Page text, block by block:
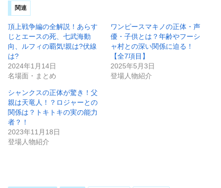
関連
頂上戦争編の全解説！あらす
じとエースの死、七武海動
向、ルフィの覇気!親は?伏線
は?
2024年1月14日
名場面・まとめ
ワンピースマキノの正体・声
優・子供とは？年齢やフーシ
ャ村との深い関係に迫る！
【全7項目】
2025年5月3日
登場人物紹介
シャンクスの正体が驚き！父
親は天竜人！？ロジャーとの
関係は？トキトキの実の能力
者？！
2023年11月18日
登場人物紹介